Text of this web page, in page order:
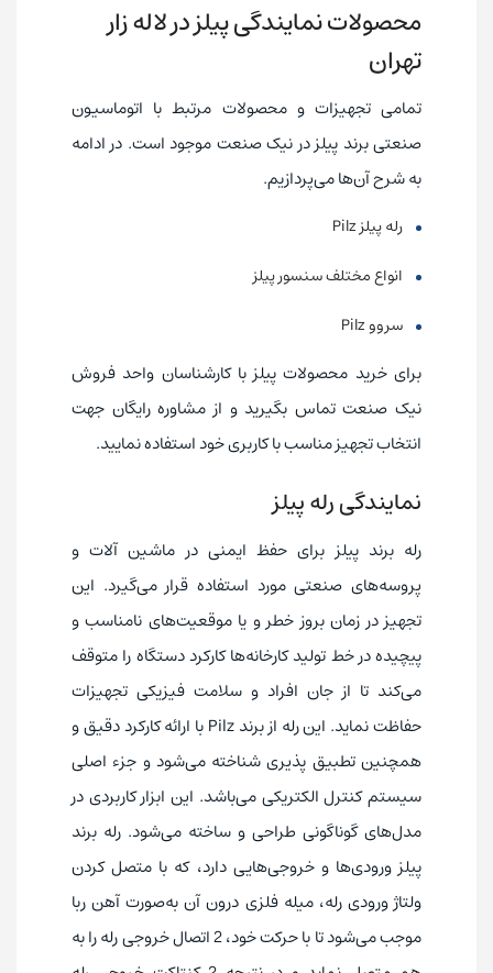
محصولات نمایندگی پیلز در لاله ‌زار
تهران
تمامی تجهیزات و محصولات مرتبط با اتوماسیون
صنعتی برند پیلز در نیک صنعت موجود است. در ادامه
به شرح آن‌ها می‌پردازیم.
رله پیلز Pilz
انواع مختلف سنسور پیلز
سروو Pilz
برای خرید محصولات پیلز با کارشناسان واحد فروش
نیک صنعت تماس بگیرید و از مشاوره رایگان جهت
انتخاب تجهیز مناسب با کاربری خود استفاده نمایید.
نمایندگی رله پیلز
رله برند پیلز برای حفظ ایمنی در ماشین آلات و
پروسه‌های صنعتی مورد استفاده قرار می‌گیرد. این
تجهیز در زمان بروز خطر و یا موقعیت‌های نامناسب و
پیچیده در خط تولید کارخانه‌ها کارکرد دستگاه را متوقف
می‌کند تا از جان افراد و سلامت فیزیکی تجهیزات
حفاظت نماید. این رله از برند Pilz با ارائه کارکرد دقیق و
همچنین تطبیق پذیری شناخته می‌شود و جزء اصلی
سیستم کنترل الکتریکی می‌باشد. این ابزار کاربردی در
مدل‌های گوناگونی طراحی و ساخته می‌شود. رله برند
پیلز ورودی‌ها و خروجی‌هایی دارد، که با متصل کردن
ولتاژ ورودی رله، میله فلزی درون آن به‌صورت آهن ربا
موجب می‌شود تا با حرکت خود، 2 اتصال خروجی رله را به